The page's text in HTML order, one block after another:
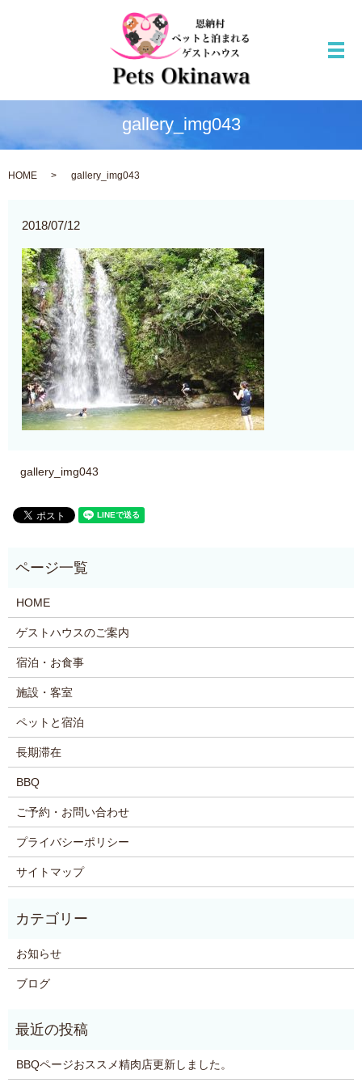
メ
gallery_img043
HOME gallery_img043
2018/07/12
gallery_img043
HOME
ゲストハウスのご案内
宿泊・お食事
施設・客室
ペットと宿泊
長期滞在
BBQ
ご予約・お問い合わせ
プライバシーポリシー
サイトマップ
お知らせ
ブログ
BBQページおススメ精肉店更新しました。